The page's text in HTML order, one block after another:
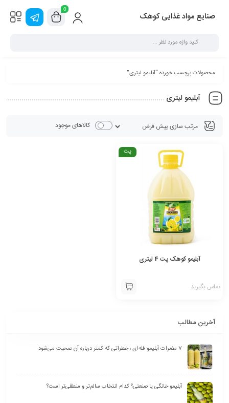
صنایع مواد غذایی کوهک
0
محصولات برچسب خورده “آبلیمو لیتری”
آبلیمو لیتری
کالاهای موجود
پت
آبلیمو کوهک پت 4 لیتری
تماس بگیرید
آخرین مطالب
7 مضرات آبلیمو فله‌ای ؛ خطراتی که کمتر درباره آن صحبت می‌شود
آبلیمو خانگی یا صنعتی؟ کدام انتخاب سالم‌تر و منطقی‌تر است؟